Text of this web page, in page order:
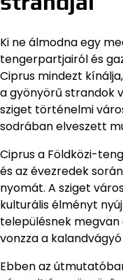
Ki ne álmodna egy
tengerpartjairól és
Ciprus mindezt
a gyönyörű strandok
sziget történelmi
sodrában elveszett
Ciprus a Földközi-
és az évezredek
nyomát. A sziget
kulturális élményt
településnek megvan
vonzza a
Ebben az